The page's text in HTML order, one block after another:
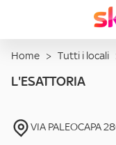
Home > Tutti i locali
L'ESATTORIA
VIA PALEOCAPA